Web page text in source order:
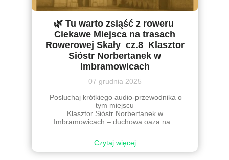
🌿 Tu warto zsiąść z roweru
Ciekawe Miejsca na trasach
Rowerowej Skały cz.8 Klasztor
Sióstr Norbertanek w
Imbramowicach
07 grudnia 2025
Posłuchaj krótkiego audio-przewodnika o
tym miejscu
Klasztor Sióstr Norbertanek w
Imbramowicach – duchowa oaza na...
Czytaj więcej